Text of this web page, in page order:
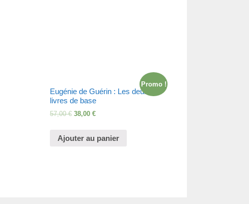
Promo !
Eugénie de Guérin : Les deux
livres de base
57,00€ 38,00 €
Ajouter au panier